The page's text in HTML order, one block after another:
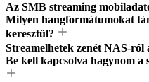
Az SMB streaming
Milyen hangformátumokat
keresztül?
Streamelhetek zenét NAS-ról
Be kell kapcsolva hagynom a